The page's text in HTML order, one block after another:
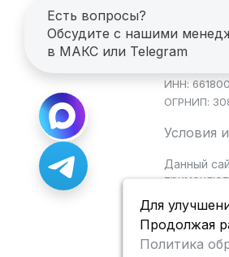
ИП
ИНН:
ОГРНИП:
Условия
Данный
Есть вопросы?
Обсудите с нашими
в МАКС или Telegram
Для
Продолжая
Политика